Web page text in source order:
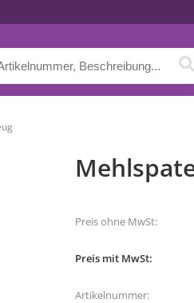
Preis ohne MwSt:
Preis mit MwSt:
Artikelnummer: